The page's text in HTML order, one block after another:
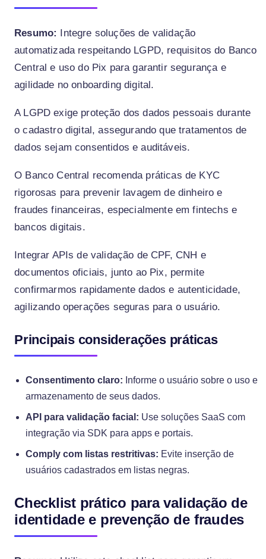
Resumo: Integre soluções de validação
automatizada respeitando LGPD, requisitos do Banco
Central e uso do Pix para garantir segurança e
agilidade no onboarding digital.
A LGPD exige proteção dos dados pessoais durante
o cadastro digital, assegurando que tratamentos de
dados sejam consentidos e auditáveis.
O Banco Central recomenda práticas de KYC
rigorosas para prevenir lavagem de dinheiro e
fraudes financeiras, especialmente em fintechs e
bancos digitais.
Integrar APIs de validação de CPF, CNH e
documentos oficiais, junto ao Pix, permite
confirmarmos rapidamente dados e autenticidade,
agilizando operações seguras para o usuário.
Principais considerações práticas
Consentimento claro: Informe o usuário sobre o uso e
armazenamento de seus dados.
API para validação facial: Use soluções SaaS com
integração via SDK para apps e portais.
Comply com listas restritivas: Evite inserção de
usuários cadastrados em listas negras.
Checklist prático para validação de
identidade e prevenção de fraudes